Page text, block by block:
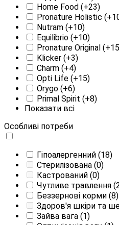
Home Food (+23)
Pronature Holistic
Nutram (+10)
Equilibrio (+10)
Pronature Original
Klicker (+3)
Charm (+4)
Opti Life (+15)
Orygo (+6)
Primal Spirit (+8)
Показати всі
Особливі потреби
Гіпоалергенний (18)
Стерилізована (0)
Кастрований (0)
Чутливе травлення
Беззернові корми (8)
Здоров'я шкіри та
Зайва вага (1)